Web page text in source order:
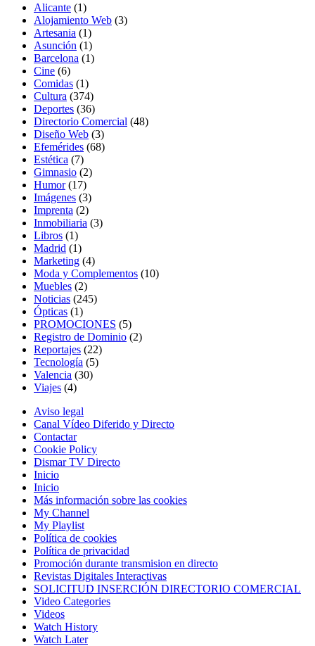
Alicante (1)
Alojamiento Web (3)
Artesania (1)
Asunción (1)
Barcelona (1)
Cine (6)
Comidas (1)
Cultura (374)
Deportes (36)
Directorio Comercial (48)
Diseño Web (3)
Efemérides (68)
Estética (7)
Gimnasio (2)
Humor(17)
Imágenes (3)
Imprenta (2)
Inmobiliaria (3)
Libros (1)
Madrid (1)
Marketing (4)
Moda y Complementos (10)
Muebles (2)
Noticias (245)
Ópticas (1)
PROMOCIONES (5)
Registro de Dominio (2)
Reportajes (22)
Tecnología (5)
Valencia (30)
Viajes (4)
Aviso legal
Canal Vídeo Diferido y Directo
Contactar
Cookie Policy
Dismar TV Directo
Inicio
Inicio
Más información sobre las cookies
My Channel
My Playlist
Política de cookies
Política de privacidad
Promoción durante transmision en directo
Revistas Digitales Interactivas
SOLICITUD INSERCIÓN DIRECTORIO COMERCIAL
Video Categories
Videos
Watch History
Watch Later